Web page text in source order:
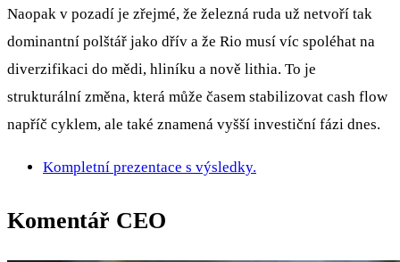
Naopak v pozadí je zřejmé, že železná ruda už netvoří tak
dominantní polštář jako dřív a že Rio musí víc spoléhat na
diverzifikaci do mědi, hliníku a nově lithia. To je
strukturální změna, která může časem stabilizovat cash flow
napříč cyklem, ale také znamená vyšší investiční fázi dnes.
Kompletní prezentace s výsledky.
Komentář CEO